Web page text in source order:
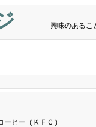
興味のあるこ
ヒー（ＫＦＣ）